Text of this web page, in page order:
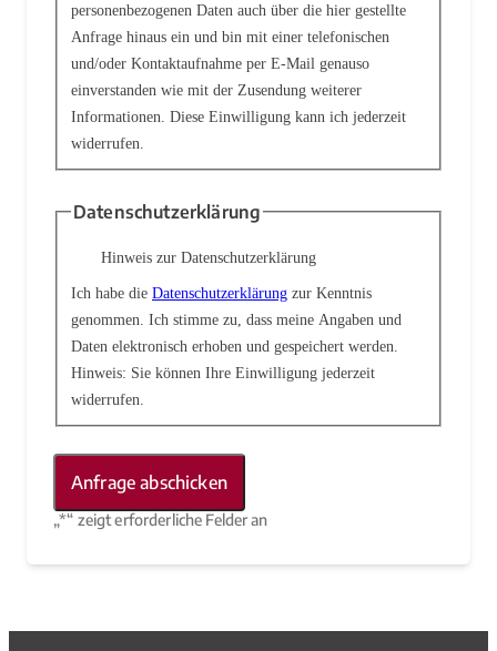
„*“ zeigt erforderliche Felder an
personenbezogenen Daten auch über die hier gestellte
Anfrage hinaus ein und bin mit einer telefonischen
und/oder Kontaktaufnahme per E-Mail genauso
einverstanden wie mit der Zusendung weiterer
Informationen. Diese Einwilligung kann ich jederzeit
widerrufen.
Datenschutzerklärung
Hinweis zur Datenschutzerklärung
Ich habe die Datenschutzerklärung zur Kenntnis
genommen. Ich stimme zu, dass meine Angaben und
Daten elektronisch erhoben und gespeichert werden.
Hinweis: Sie können Ihre Einwilligung jederzeit
widerrufen.